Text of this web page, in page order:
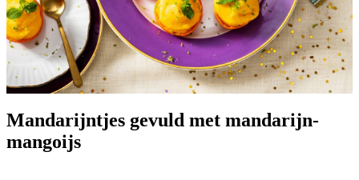
Mandarijntjes gevuld met mandarijn-
mangoijs